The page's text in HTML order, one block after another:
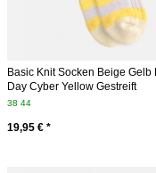
Basic Knit Socken Beige Gelb
Day Cyber Yellow Gestreift
3844
19,95 € *